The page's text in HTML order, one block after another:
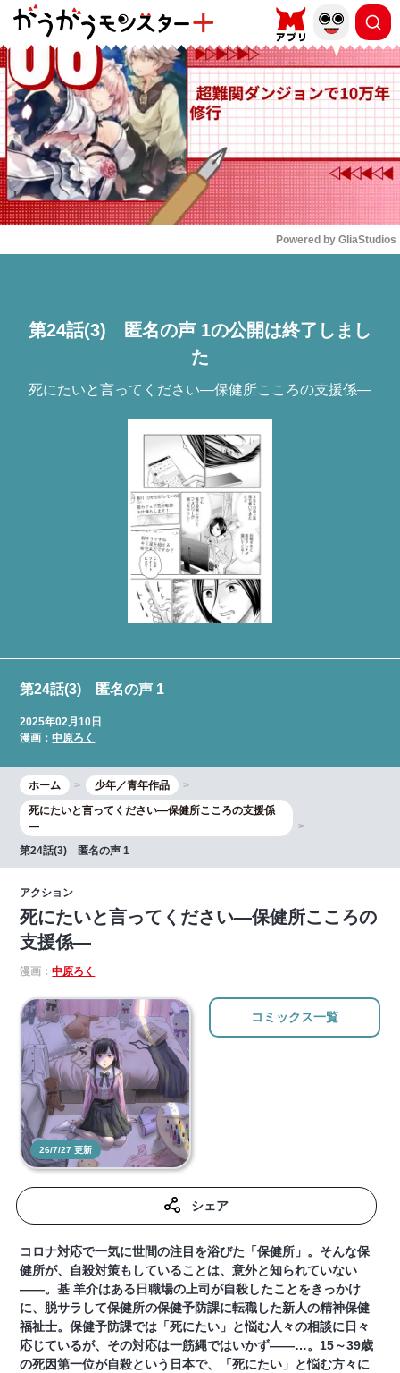
もっと読む
Powered by GliaStudios
第24話(3) 匿名の声 1の公開は終了しまし
た
死にたいと言ってください―保健所こころの支援係―
第24話(3) 匿名の声 1
2025年02月10日
漫画：中原ろく
ホーム
少年／青年作品
死にたいと言ってください―保健所こころの支援係
―
第24話(3) 匿名の声 1
アクション
死にたいと言ってください―保健所こころの
支援係―
漫画：中原ろく
26/7/27 更新
コミックス一覧
シェア
コロナ対応で一気に世間の注目を浴びた「保健所」。そんな保
健所が、自殺対策もしていることは、意外と知られていない
――。基 羊介はある日職場の上司が自殺したことをきっかけ
に、脱サラして保健所の保健予防課に転職した新人の精神保健
福祉士。保健予防課では「死にたい」と悩む人々の相談に日々
応じているが、その対応は一筋縄ではいかず――…。15～39歳
の死因第一位が自殺という日本で、「死にたい」と悩む方々に